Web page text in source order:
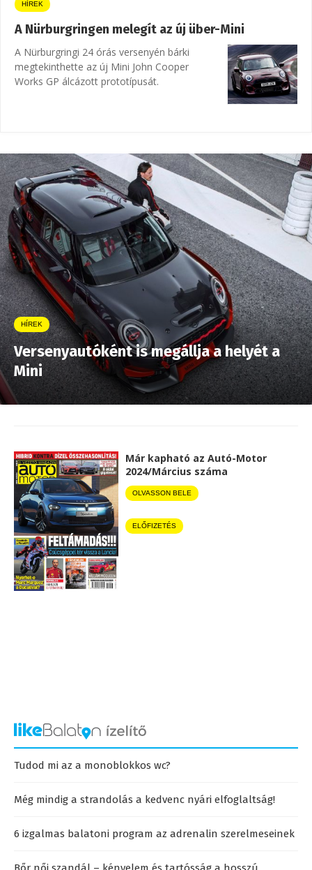
HÍREK
A Nürburgringen melegít az új über-Mini
A Nürburgringi 24 órás versenyén bárki
megtekinthette az új Mini John Cooper
Works GP álcázott prototípusát.
HÍREK
Versenyautóként is megállja a helyét a
Mini
Már kapható az Autó-Motor
2024/Március száma
OLVASSON BELE
ELŐFIZETÉS
Tudod mi az a monoblokkos wc?
Még mindig a strandolás a kedvenc nyári elfoglaltság!
6 izgalmas balatoni program az adrenalin szerelmeseinek